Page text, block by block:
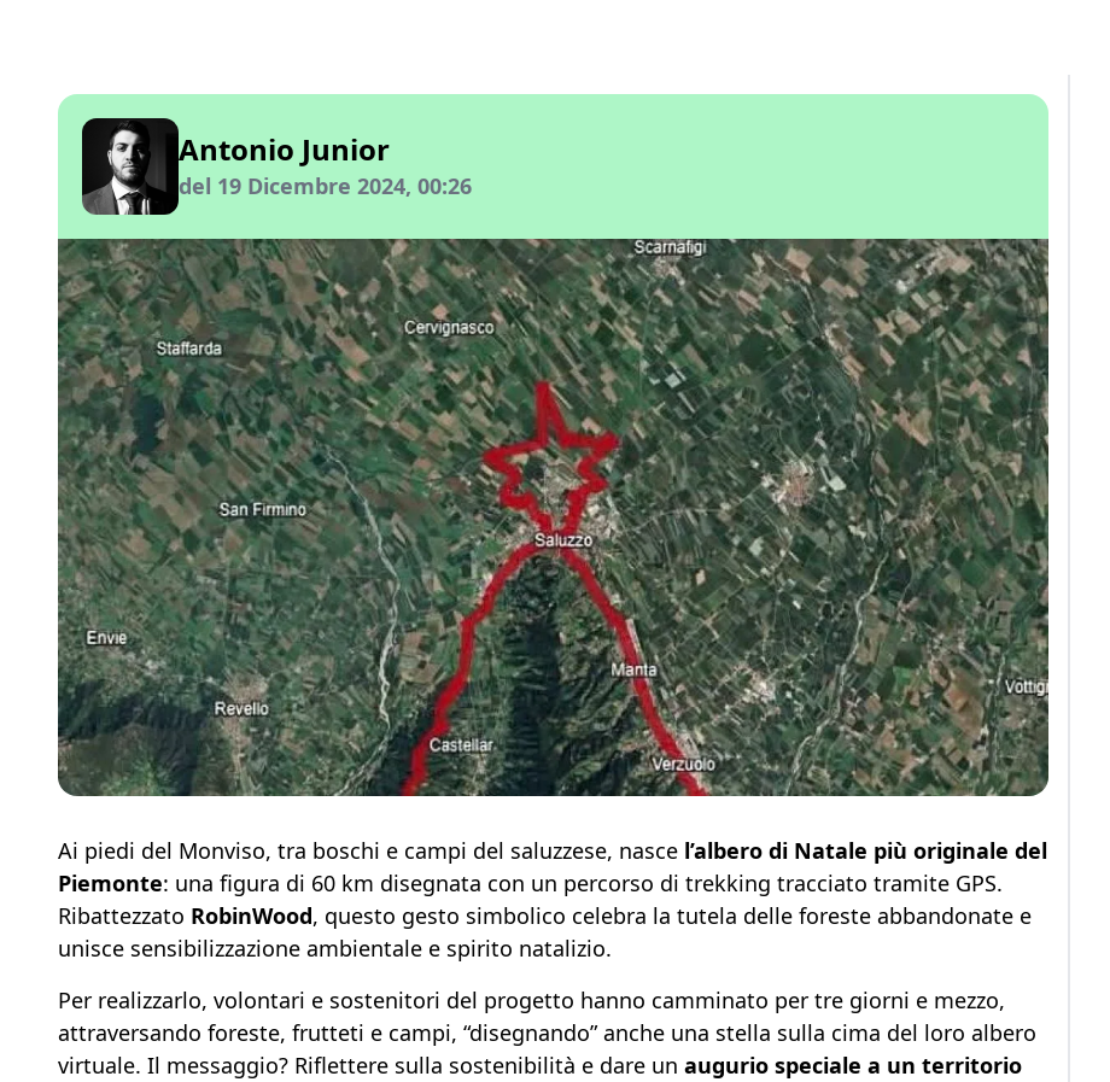
Antonio Junior
del 19 Dicembre 2024, 00:26
Ai piedi del Monviso, tra boschi e campi del saluzzese, nasce l’albero di Natale più originale del
Piemonte: una figura di 60 km disegnata con un percorso di trekking tracciato tramite GPS.
Ribattezzato RobinWood, questo gesto simbolico celebra la tutela delle foreste abbandonate e
unisce sensibilizzazione ambientale e spirito natalizio.
Per realizzarlo, volontari e sostenitori del progetto hanno camminato per tre giorni e mezzo,
attraversando foreste, frutteti e campi, “disegnando” anche una stella sulla cima del loro albero
virtuale. Il messaggio? Riflettere sulla sostenibilità e dare un augurio speciale a un territorio